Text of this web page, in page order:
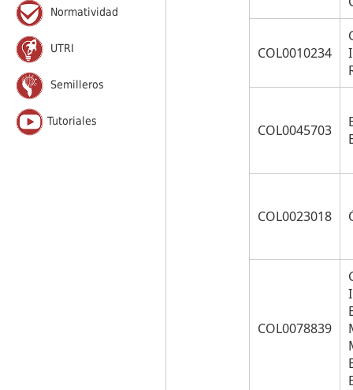
Normatividad
UTRI
Semilleros
Tutoriales
COL0010234
COL0045703
COL0023018
COL0078839